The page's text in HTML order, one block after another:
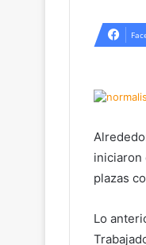
iniciaron
plazas
Lo